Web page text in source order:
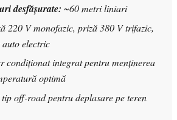
desfășurate: ~60 metri liniari
220 V monofazic, priză 380 V trifazic,
electric
condiționat integrat pentru menținerea
optimă
off-road pentru deplasare pe teren